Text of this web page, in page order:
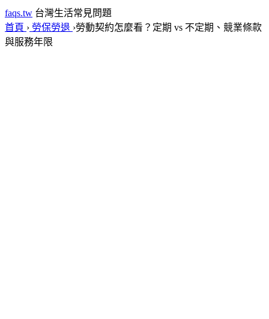
faqs.tw 台灣生活常見問題
首頁 › 勞保勞退 ›勞動契約怎麼看？定期 vs 不定期、競業條款
與服務年限